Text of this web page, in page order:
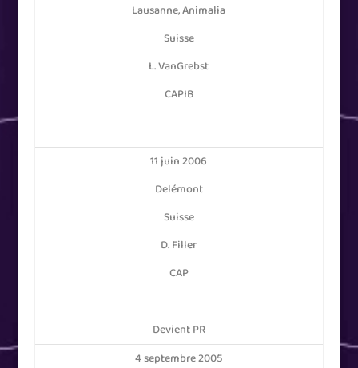
Lausanne, Animalia
Suisse
L. VanGrebst
CAPIB
11 juin 2006
Delémont
Suisse
D. Filler
CAP
Devient PR
4 septembre 2005